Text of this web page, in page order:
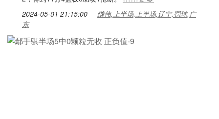
2024-05-01 21:15:00
继伟,上半场,上半场,辽宁,罚球,广
东